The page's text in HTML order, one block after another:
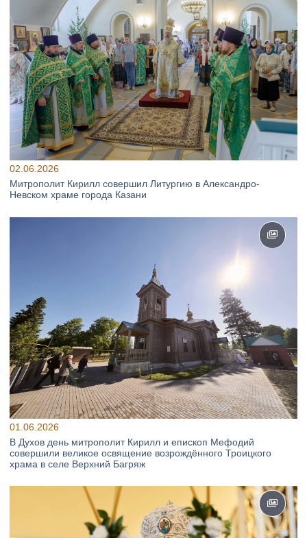
02.06.2026
Митрополит Кирилл совершил Литургию в Александро-
Невском храме города Казани
01.06.2026
В Духов день митрополит Кирилл и епископ Мефодий
совершили великое освящение возрождённого Троицкого
храма в селе Верхний Багряж